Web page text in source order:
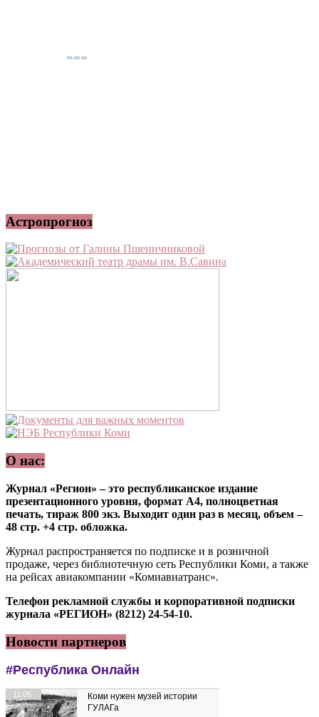
Астропрогноз
О нас:
Журнал «Регион» – это республиканское издание
презентационного уровня, формат А4, полноцветная
печать, тираж 800 экз. Выходит один раз в месяц, объем –
48 стр. +4 стр. обложка.
Журнал распространяется по подписке и в розничной
продаже, через библиотечную сеть Республики Коми, а также
на рейсах авиакомпании «Комиавиатранс».
Телефон рекламной службы и корпоративной подписки
журнала «РЕГИОН» (8212) 24-54-10.
Новости партнеров